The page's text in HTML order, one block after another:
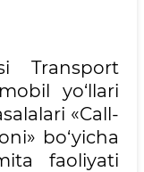
Transport
yo‘llari
«Call-
bo‘yicha
faoliyati